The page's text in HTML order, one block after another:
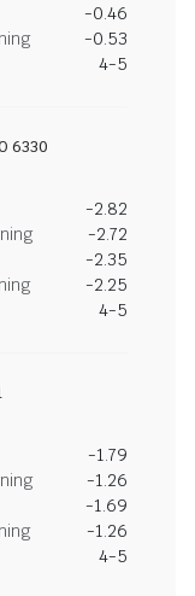
-0.46
-0.53
4-5
6330
-2.82
-2.72
-2.35
-2.25
4-5
-1.79
-1.26
-1.69
-1.26
4-5